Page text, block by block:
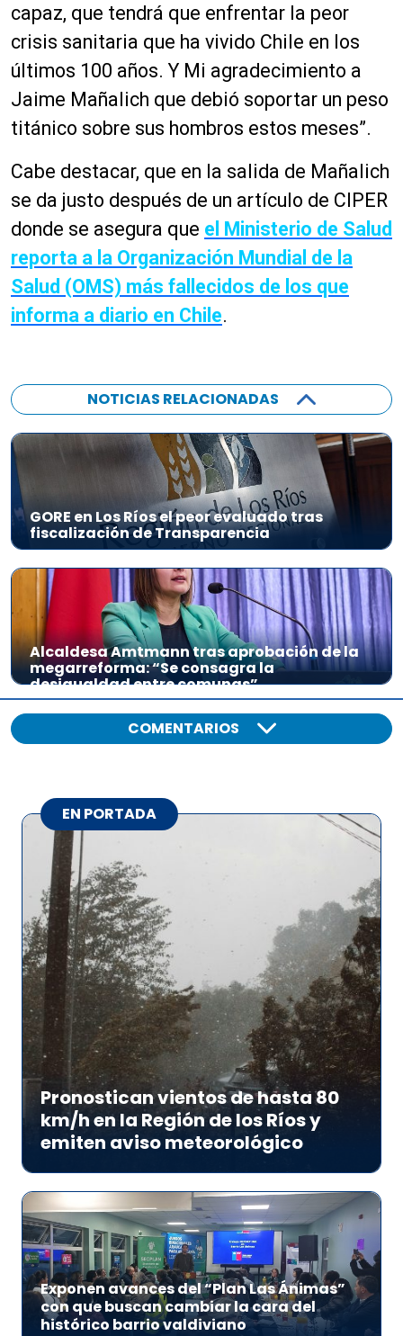
u
c
o
r
d
a
d
i
o
capaz, que tendrá que enfrentar la peor
crisis sanitaria que ha vivido Chile en los
últimos 100 años. Y Mi agradecimiento a
Jaime Mañalich que debió soportar un peso
titánico sobre sus hombros estos meses”.
Cabe destacar, que en la salida de Mañalich
se da justo después de un artículo de CIPER
donde se asegura que el Ministerio de Salud
reporta a la Organización Mundial de la
Salud (OMS) más fallecidos de los que
informa a diario en Chile.
NOTICIAS RELACIONADAS
GORE en Los Ríos el peor evaluado tras
fiscalización de Transparencia
Alcaldesa Amtmann tras aprobación de la
megarreforma: “Se consagra la
desigualdad entre comunas”
COMENTARIOS
EN PORTADA
Pronostican vientos de hasta 80
km/h en la Región de los Ríos y
emiten aviso meteorológico
Exponen avances del “Plan Las Ánimas”
con que buscan cambiar la cara del
histórico barrio valdiviano